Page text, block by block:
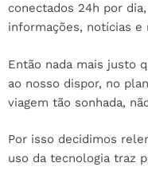
conectados 24h por
informações, notícias e
Então nada mais justo
ao nosso dispor, no
viagem tão sonhada,
Por isso decidimos
uso da tecnologia traz